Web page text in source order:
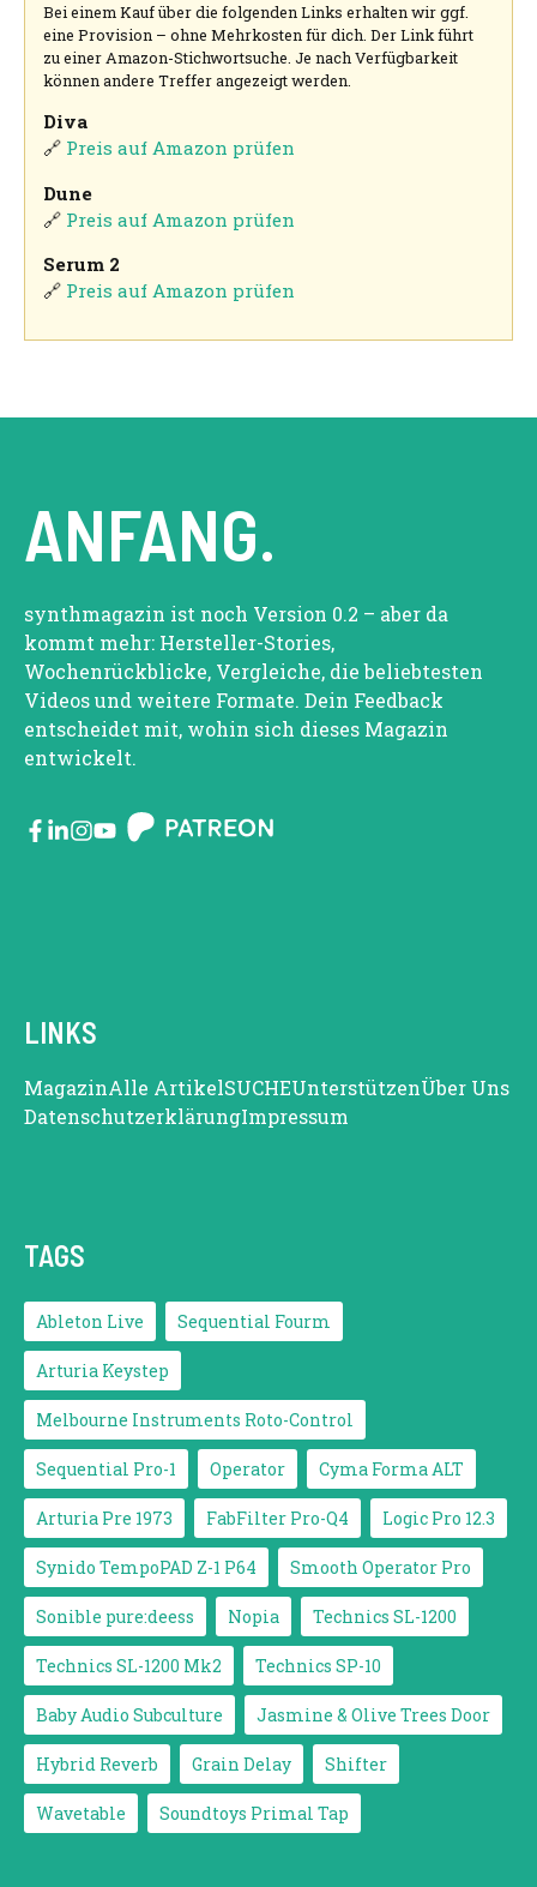
Bei einem Kauf über die folgenden Links erhalten wir ggf.
eine Provision – ohne Mehrkosten für dich. Der Link führt
zu einer Amazon-Stichwortsuche. Je nach Verfügbarkeit
können andere Treffer angezeigt werden.
Diva
🔗 Preis auf Amazon prüfen
Dune
🔗 Preis auf Amazon prüfen
Serum 2
🔗 Preis auf Amazon prüfen
ANFANG.
synthmagazin ist noch Version 0.2 – aber da
kommt mehr: Hersteller-Stories,
Wochenrückblicke, Vergleiche, die beliebtesten
Videos und weitere Formate. Dein Feedback
entscheidet mit, wohin sich dieses Magazin
entwickelt.
LINKS
MagazinAlle ArtikelSUCHEUnterstützenÜber Uns
DatenschutzerklärungImpressum
TAGS
Ableton Live Sequential Fourm
Arturia Keystep
Melbourne Instruments Roto-Control
Sequential Pro-1 Operator Cyma Forma ALT
Arturia Pre 1973 FabFilter Pro-Q4 Logic Pro 12.3
Synido TempoPAD Z-1 P64 Smooth Operator Pro
Sonible pure:deess Nopia Technics SL-1200
Technics SL-1200 Mk2 Technics SP-10
Baby Audio Subculture Jasmine & Olive Trees Door
Hybrid Reverb Grain Delay Shifter
Wavetable Soundtoys Primal Tap